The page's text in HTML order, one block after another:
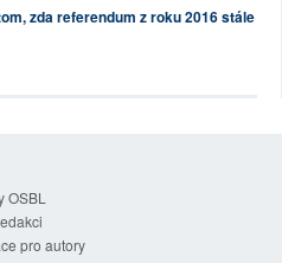
zda referendum z roku 2016 stále
OSBL
pro autory